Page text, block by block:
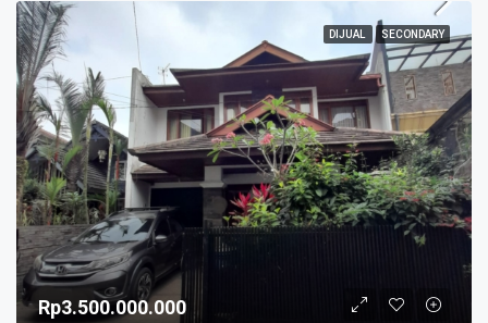
DIJUAL SECONDARY
Rp3.500.000.000